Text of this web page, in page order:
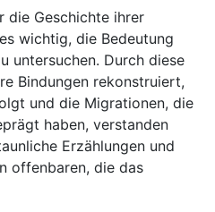
die Geschichte ihrer
wichtig, die Bedeutung
untersuchen. Durch diese
Bindungen rekonstruiert,
und die Migrationen, die
haben, verstanden
Erzählungen und
offenbaren, die das